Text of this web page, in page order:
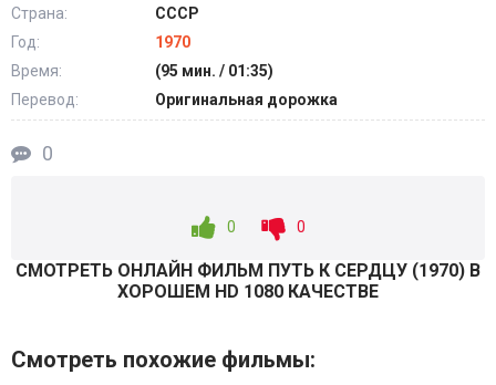
Страна:
СССР
Год:
1970
Время:
(95 мин. / 01:35)
Перевод:
Оригинальная дорожка
0
0 0
СМОТРEТЬ ОНЛАЙН ФИЛЬМ ПУТЬ К СЕРДЦУ (1970) В
ХОРОШЕМ HD 1080 КАЧЕСТВЕ
Смотрeть похожие фильмы: